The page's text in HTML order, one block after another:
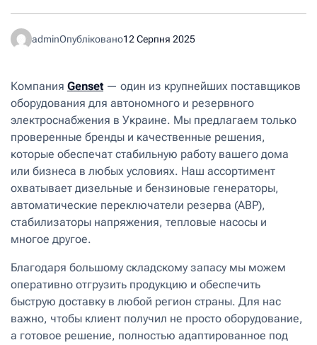
adminОпубліковано12 Серпня 2025
Компания Genset — один из крупнейших поставщиков
оборудования для автономного и резервного
электроснабжения в Украине. Мы предлагаем только
проверенные бренды и качественные решения,
которые обеспечат стабильную работу вашего дома
или бизнеса в любых условиях. Наш ассортимент
охватывает дизельные и бензиновые генераторы,
автоматические переключатели резерва (АВР),
стабилизаторы напряжения, тепловые насосы и
многое другое.
Благодаря большому складскому запасу мы можем
оперативно отгрузить продукцию и обеспечить
быструю доставку в любой регион страны. Для нас
важно, чтобы клиент получил не просто оборудование,
а готовое решение, полностью адаптированное под